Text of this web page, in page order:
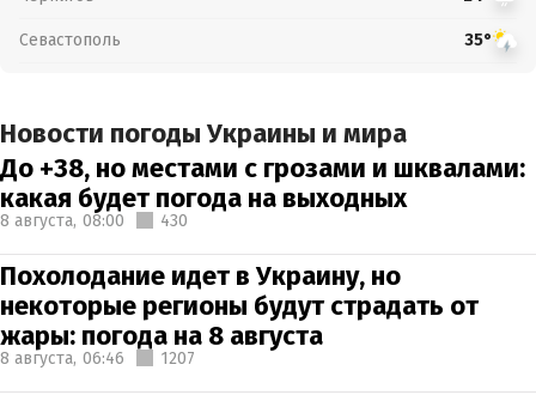
Севастополь 35°
Новости погоды Украины и мира
До +38, но местами с грозами и шквалами:
какая будет погода на выходных
8 августа, 08:00 430
Похолодание идет в Украину, но
некоторые регионы будут страдать от
жары: погода на 8 августа
8 августа, 06:46 1207